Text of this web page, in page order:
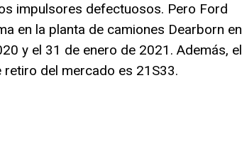
impulsores defectuosos. Pero Ford
en la planta de camiones Dearborn en
y el 31 de enero de 2021. Además, el
del mercado es 21S33.